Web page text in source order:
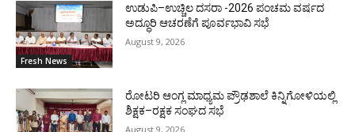
Fresh News
ಉಡುಪಿ–ಉಚ್ಚಿಲ ದಸರಾ -2026 ಪಂಚಮ ವರ್ಷದ
ಅದ್ಧೂರಿ ಆಚರಣೆಗೆ ಪೂರ್ವಭಾವಿ ಸಭೆ
August 9, 2026
ರೋಟರಿ ಆಂಗ್ಲ ಮಾಧ್ಯಮ ಪ್ರೌಢಶಾಲೆ ಕಿನ್ನಿಗೋಳಿಯಲ್ಲಿ
ಶಿಕ್ಷಕ–ರಕ್ಷಕ ಸಂಘದ ಸಭೆ
August 9, 2026